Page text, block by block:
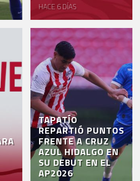
HACE 6 DÍAS
TAPATÍO
REPARTIÓ PUNTOS
FRENTE A CRUZ
AZUL HIDALGO EN
SU DEBUT EN EL
AP2026